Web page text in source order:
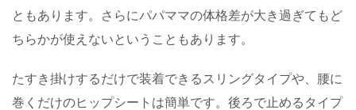
ともあります。さらにパパママの体格差が大き過ぎてもど
ちらかが使えないということもあります。
たすき掛けするだけで装着できるスリングタイプや、腰に
巻くだけのヒップシートは簡単です。後ろで止めるタイプ